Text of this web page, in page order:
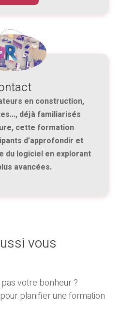
en construction,
déjà familiarisés
cette formation
d’approfondir et
du logiciel en explorant
avancées.
vous
votre bonheur ?
pour planifier une formation